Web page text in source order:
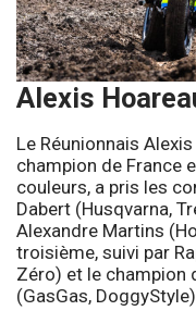
Alexis
Le Réunionnais
champion de France
couleurs, a pris les
Dabert (Husqvarna,
Alexandre Martins
troisième, suivi par
Zéro) et le champion
(GasGas,